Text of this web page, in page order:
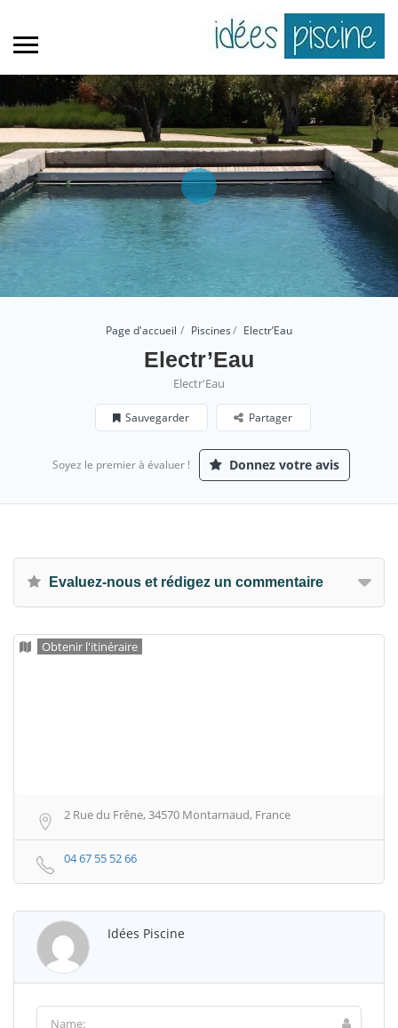
Page d'accueil Piscines Electr’Eau
Electr’Eau
Electr'Eau
Sauvegarder Partager
Soyez le premier à évaluer ! Donnez votre avis
Evaluez-nous et rédigez un commentaire
Obtenir l'itinéraire
2 Rue du Frêne, 34570 Montarnaud, France
04 67 55 52 66
Idées Piscine